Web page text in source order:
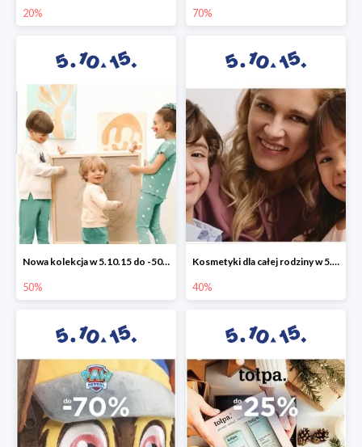
20% 70%
Nowa kolekcja w 5.10.15 do -50%
50%
Kosmetyki dla całej rodziny w 5.10.15 do -40%
40%